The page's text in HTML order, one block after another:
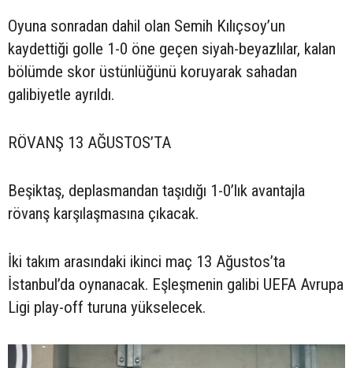
Oyuna sonradan dahil olan Semih Kılıçsoy’un
kaydettiği golle 1-0 öne geçen siyah-beyazlılar, kalan
bölümde skor üstünlüğünü koruyarak sahadan
galibiyetle ayrıldı.
RÖVANŞ 13 AĞUSTOS’TA
Beşiktaş, deplasmandan taşıdığı 1-0’lık avantajla
rövanş karşılaşmasına çıkacak.
İki takım arasındaki ikinci maç 13 Ağustos’ta
İstanbul’da oynanacak. Eşleşmenin galibi UEFA Avrupa
Ligi play-off turuna yükselecek.